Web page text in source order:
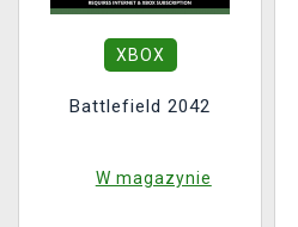
XBOX
Battlefield 2042
W magazynie